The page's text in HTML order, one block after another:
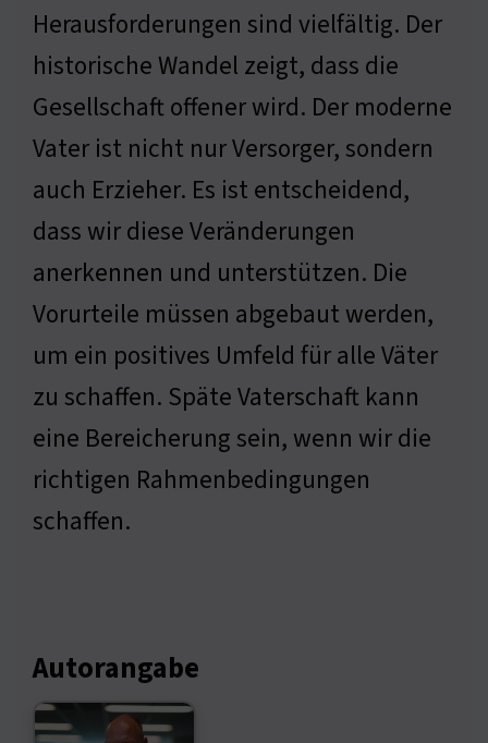
Herausforderungen sind vielfältig. Der
historische Wandel zeigt, dass die
Gesellschaft offener wird. Der moderne
Vater ist nicht nur Versorger, sondern
auch Erzieher. Es ist entscheidend,
dass wir diese Veränderungen
anerkennen und unterstützen. Die
Vorurteile müssen abgebaut werden,
um ein positives Umfeld für alle Väter
zu schaffen. Späte Vaterschaft kann
eine Bereicherung sein, wenn wir die
richtigen Rahmenbedingungen
schaffen.
Autorangabe